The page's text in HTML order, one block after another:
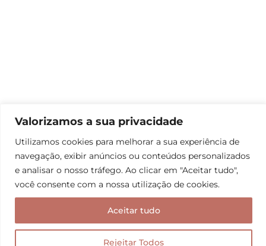
Valorizamos a sua privacidade
Utilizamos cookies para melhorar a sua experiência de
navegação, exibir anúncios ou conteúdos personalizados
e analisar o nosso tráfego. Ao clicar em "Aceitar tudo",
você consente com a nossa utilização de cookies.
Rejeitar Todos
Aceitar tudo
Pousadas em Venda Nova do
Imigrante: as 10 melhores opções